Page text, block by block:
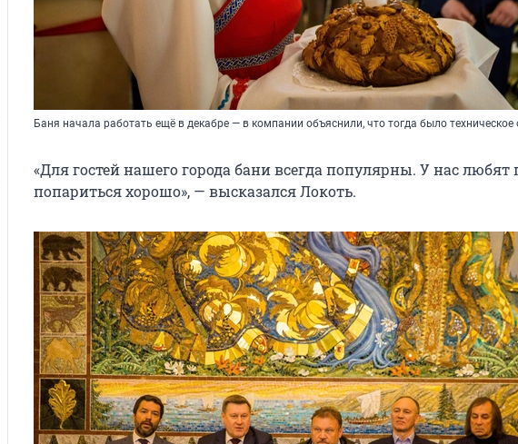
Баня начала работать ещё в декабре — в компании объяснили, что тогда было техническое
«Для гостей нашего города бани всегда популярны. У нас любят
попариться хорошо», — высказался Локоть.